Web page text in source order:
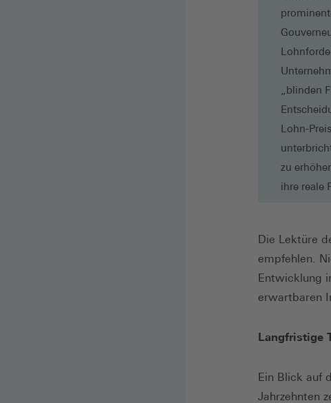
„blinden
Lohn-
zu
ihre reale
Die Lektüre
empfehlen.
Entwicklung
erwartbaren
Langfristige
Ein Blick auf
Jahrzehnten